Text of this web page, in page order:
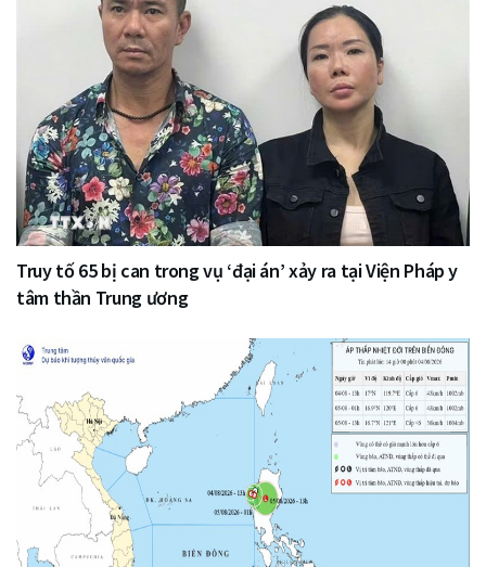
Truy tố 65 bị can trong vụ ‘đại án’ xảy ra tại Viện Pháp y
tâm thần Trung ương